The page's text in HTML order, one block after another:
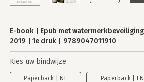
E-book Epub met watermerkbeveiliging
2019
1e druk 9789047011910
Kies uw bindwijze
Paperback | NL Paperback | EN